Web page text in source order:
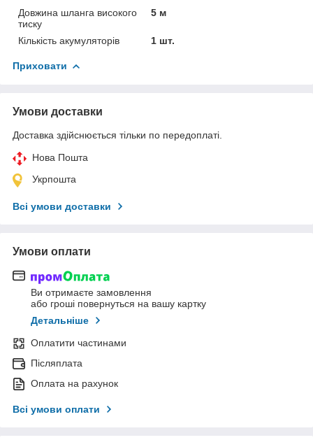
Довжина шланга високого
тиску
5 м
Кількість акумуляторів 1 шт.
Приховати
Умови доставки
Доставка здійснюється тільки по передоплаті.
Нова Пошта
Укрпошта
Всі умови доставки
Умови оплати
Ви отримаєте замовлення
або гроші повернуться на вашу картку
Детальніше
Оплатити частинами
Післяплата
Оплата на рахунок
Всі умови оплати